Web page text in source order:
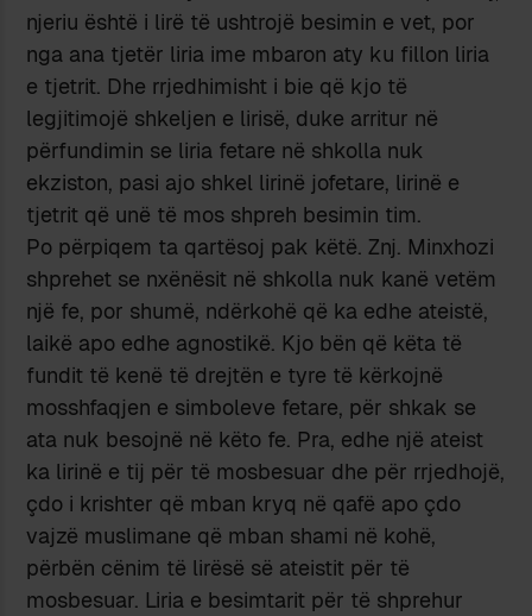
njeriu është i lirë të ushtrojë besimin e vet, por
nga ana tjetër liria ime mbaron aty ku fillon liria
e tjetrit. Dhe rrjedhimisht i bie që kjo të
legjitimojë shkeljen e lirisë, duke arritur në
përfundimin se liria fetare në shkolla nuk
ekziston, pasi ajo shkel lirinë jofetare, lirinë e
tjetrit që unë të mos shpreh besimin tim.
Po përpiqem ta qartësoj pak këtë. Znj. Minxhozi
shprehet se nxënësit në shkolla nuk kanë vetëm
një fe, por shumë, ndërkohë që ka edhe ateistë,
laikë apo edhe agnostikë. Kjo bën që këta të
fundit të kenë të drejtën e tyre të kërkojnë
mosshfaqjen e simboleve fetare, për shkak se
ata nuk besojnë në këto fe. Pra, edhe një ateist
ka lirinë e tij për të mosbesuar dhe për rrjedhojë,
çdo i krishter që mban kryq në qafë apo çdo
vajzë muslimane që mban shami në kohë,
përbën cënim të lirësë së ateistit për të
mosbesuar. Liria e besimtarit për të shprehur